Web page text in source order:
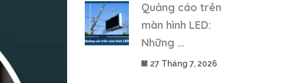
Quảng cáo trên
màn hình LED:
Những ...
27 Tháng 7, 2026